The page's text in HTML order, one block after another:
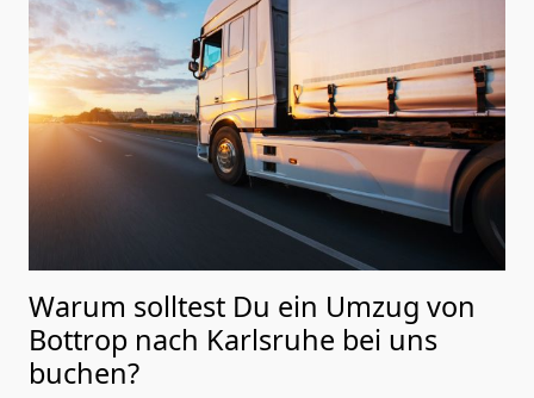
Warum solltest Du ein Umzug von
Bottrop nach Karlsruhe bei uns
buchen?